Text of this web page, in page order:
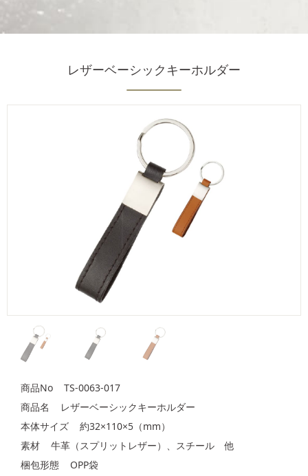
レザーベーシックキーホルダー
商品No TS-0063-017
商品名 レザーベーシックキーホルダー
本体サイズ 約32×110×5（mm）
素材 牛革（スプリットレザー）、スチール 他
梱包形態 OPP袋